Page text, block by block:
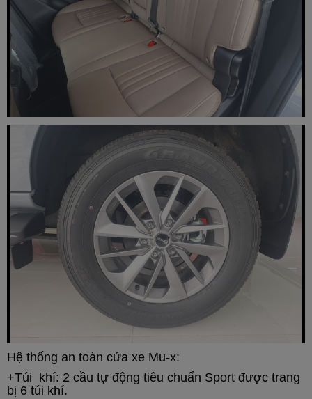
Hệ thống an toàn cửa xe Mu-x:
+Túi khí: 2 cầu tự động tiêu chuẩn Sport được trang
bị 6 túi khí.